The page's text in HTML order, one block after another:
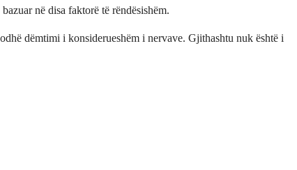
në disa faktorë të rëndësishëm.
dëmtimi i konsiderueshëm i nervave. Gjithashtu nuk është i